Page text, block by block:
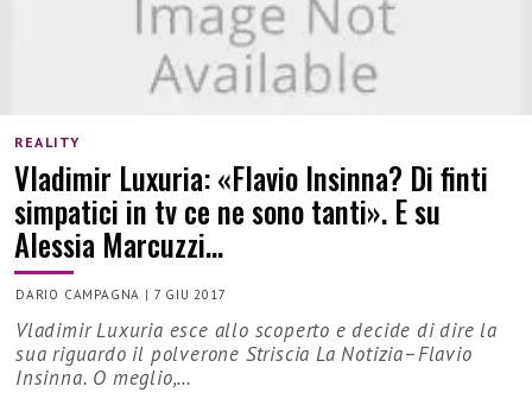
REALITY
Vladimir Luxuria: «Flavio Insinna? Di finti
simpatici in tv ce ne sono tanti». E su
Alessia Marcuzzi…
DARIO CAMPAGNA | 7 GIU 2017
Vladimir Luxuria esce allo scoperto e decide di dire la
sua riguardo il polverone Striscia La Notizia–Flavio
Insinna. O meglio,…